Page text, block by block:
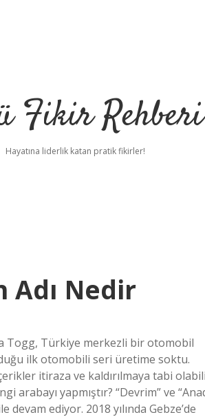
Fikir Rehberi
Hayatına liderlik katan pratik fikirler!
Nedir
Togg, Türkiye merkezli bir otomobil
ilk otomobili seri üretime soktu.
itiraza ve kaldırılmaya tabi
yapmıştır? “Devrim” ve
ediyor. 2018 yılında Gebze’de